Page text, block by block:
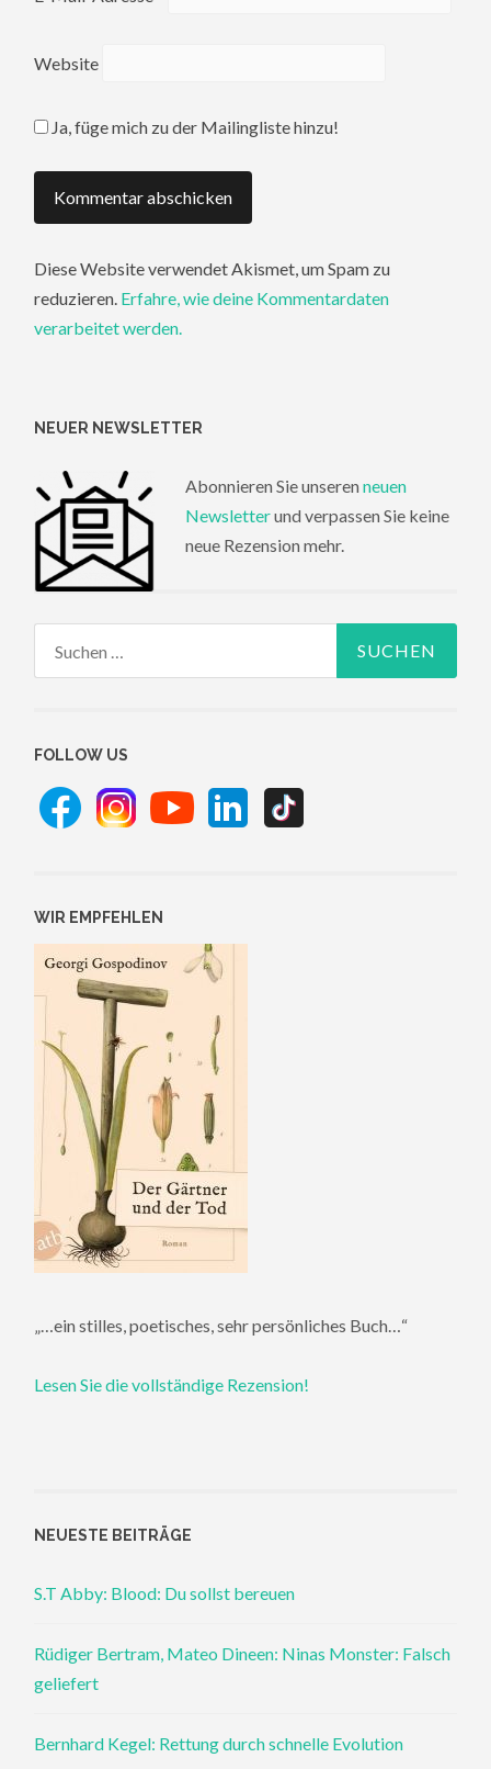
Website
Ja, füge mich zu der Mailingliste hinzu!
Diese Website verwendet Akismet, um Spam zu
reduzieren. Erfahre, wie deine Kommentardaten
verarbeitet werden.
NEUER NEWSLETTER
Abonnieren Sie unseren neuen
Newsletterund verpassen Sie keine
neue Rezension mehr.
FOLLOW US
WIR EMPFEHLEN
„…ein stilles, poetisches, sehr persönliches Buch…“
Lesen Sie die vollständige Rezension!
NEUESTE BEITRÄGE
S.T Abby: Blood: Du sollst bereuen
Rüdiger Bertram, Mateo Dineen: Ninas Monster: Falsch
geliefert
Bernhard Kegel: Rettung durch schnelle Evolution